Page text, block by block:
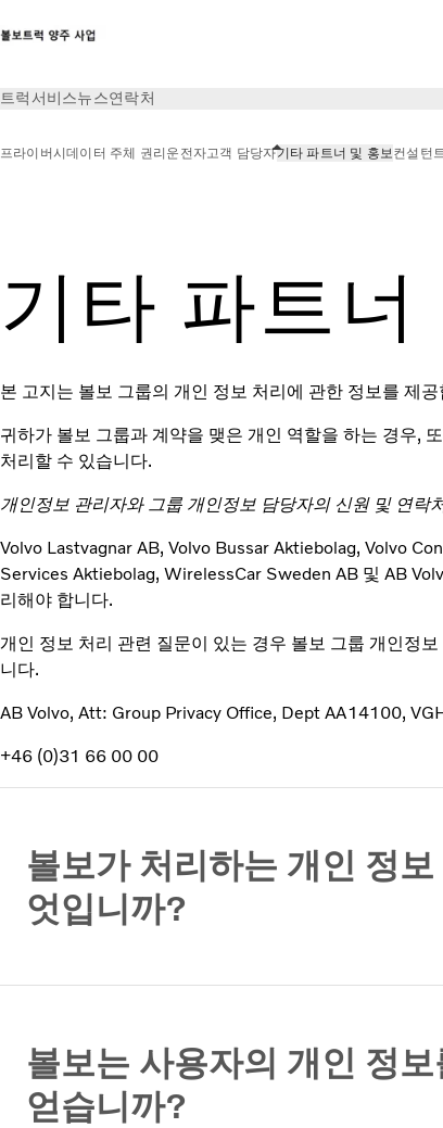
트럭서비스뉴스연락처
프라이버시데이터 주체 권리 운전자고객 담당자기타 파트너 및 홍보컨설턴
기타 파트너
본 고지는 볼보 그룹의 개인 정보 처리에 관한 정보를 제공
귀하가 볼보 그룹과 계약을 맺은 개인 역할을 하는 경우,
처리할 수 있습니다.
개인정보 관리자와 그룹 개인정보 담당자의 신원 및 연락
Volvo Lastvagnar AB, Volvo Bussar Aktiebolag, Volvo
Services Aktiebolag, WirelessCar Sweden AB 및 AB
리해야 합니다.
개인 정보 처리 관련 질문이 있는 경우 볼보 그룹 개인정
니다.
AB Volvo, Att: Group Privacy Office, Dept AA14100,
+46 (0)31 66 00 00
볼보가 처리하는 개인 정
엇입니까?
볼보는 사용자의 개인 정
얻습니까?